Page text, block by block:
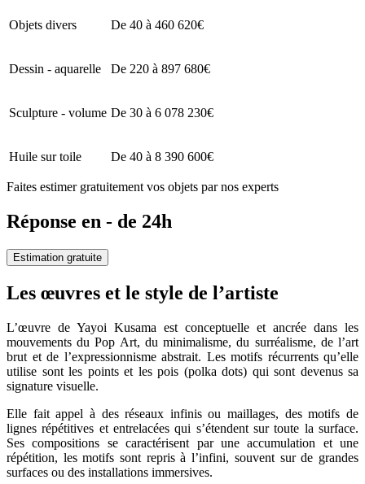
Objets divers De 40 à 460 620€
Dessin - aquarelle De 220 à 897 680€
Sculpture - volume De 30 à 6 078 230€
Huile sur toile De 40 à 8 390 600€
Faites estimer gratuitement vos objets par nos experts
Réponse en - de 24h
Estimation gratuite
Les œuvres et le style de l’artiste
L’œuvre de Yayoi Kusama est conceptuelle et ancrée dans les
mouvements du Pop Art, du minimalisme, du surréalisme, de l’art
brut et de l’expressionnisme abstrait. Les motifs récurrents qu’elle
utilise sont les points et les pois (polka dots) qui sont devenus sa
signature visuelle.
Elle fait appel à des réseaux infinis ou maillages, des motifs de
lignes répétitives et entrelacées qui s’étendent sur toute la surface.
Ses compositions se caractérisent par une accumulation et une
répétition, les motifs sont repris à l’infini, souvent sur de grandes
surfaces ou des installations immersives.